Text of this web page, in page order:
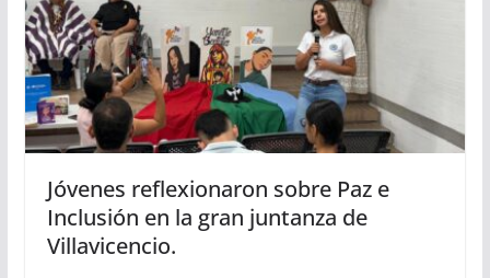
Jóvenes reflexionaron sobre Paz e
Inclusión en la gran juntanza de
Villavicencio.